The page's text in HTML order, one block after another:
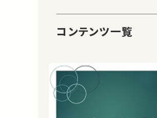
コンテンツ一覧